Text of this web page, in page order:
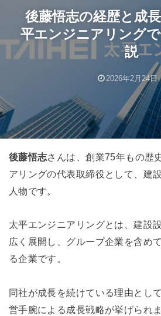
後藤悟志の経歴と成
平エンジニアリング
説
2026年2月24日
後藤悟志さんは、創業75年もの歴
アリングの代表取締役として、建
人物です。
太平エンジニアリングとは、建設
広く展開し、グループ企業を含め
る企業です。
同社が成長を続けている理由とし
営手腕による成長戦略が挙げられま